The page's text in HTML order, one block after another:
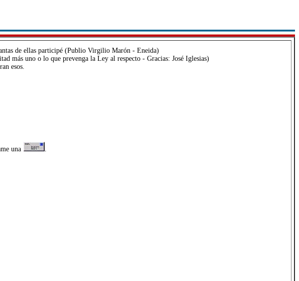
de ellas participé (Publio Virgilio Marón - Eneida)
más uno o lo que prevenga la Ley al respecto - Gracias: José Iglesias)
esos.
una